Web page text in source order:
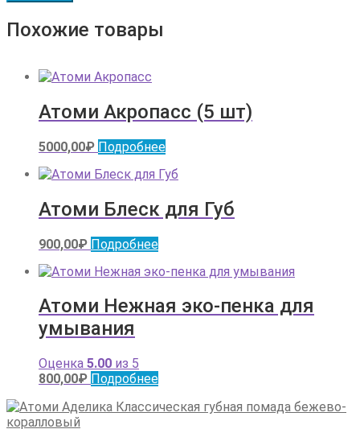
Похожие товары
Атоми Акропасс (5 шт)
5000,00₽ Подробнее
Атоми Блеск для Губ
900,00₽ Подробнее
Атоми Нежная эко-пенка для
умывания
Оценка 5.00 из 5
800,00₽ Подробнее